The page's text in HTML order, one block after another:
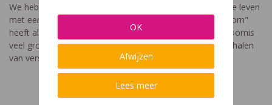
We hebben een video gemaakt die toont hoe het is om te leven
met een leerstoornis. De film met als titel: "Ik heet niet dom"
heeft als doel aan te tonen dat de impact van een leerstoornis
veel groter is dan enkel wat je ziet in de klas. Je hoort verhalen
van verschillende leerlingen en ouders.
OK
Afwijzen
Lees meer